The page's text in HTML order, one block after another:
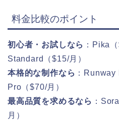
料金比較のポイント
初心者・お試しなら ：Pika
Standard（$15/月）
本格的な制作なら ：
Pro（$70/月）
最高品質を求めるなら ：
月）